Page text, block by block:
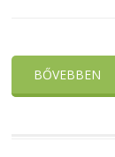
BŐVEBBEN